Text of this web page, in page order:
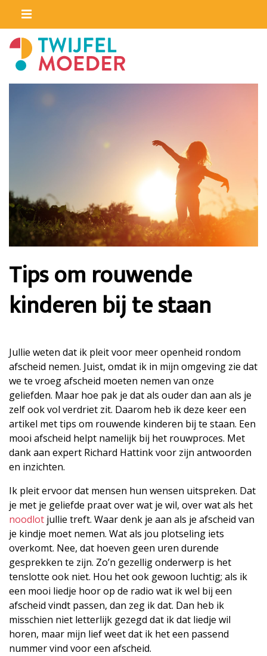
Tips om rouwende
kinderen bij te staan
Jullie weten dat ik pleit voor meer openheid rondom
afscheid nemen. Juist, omdat ik in mijn omgeving zie dat
we te vroeg afscheid moeten nemen van onze
geliefden. Maar hoe pak je dat als ouder dan aan als je
zelf ook vol verdriet zit. Daarom heb ik deze keer een
artikel met tips om rouwende kinderen bij te staan. Een
mooi afscheid helpt namelijk bij het rouwproces. Met
dank aan expert Richard Hattink voor zijn antwoorden
en inzichten.
Ik pleit ervoor dat mensen hun wensen uitspreken. Dat
je met je geliefde praat over wat je wil, over wat als het
noodlot jullie treft. Waar denk je aan als je afscheid van
je kindje moet nemen. Wat als jou plotseling iets
overkomt. Nee, dat hoeven geen uren durende
gesprekken te zijn. Zo’n gezellig onderwerp is het
tenslotte ook niet. Hou het ook gewoon luchtig; als ik
een mooi liedje hoor op de radio wat ik wel bij een
afscheid vindt passen, dan zeg ik dat. Dan heb ik
misschien niet letterlijk gezegd dat ik dat liedje wil
horen, maar mijn lief weet dat ik het een passend
nummer vind voor een afscheid.